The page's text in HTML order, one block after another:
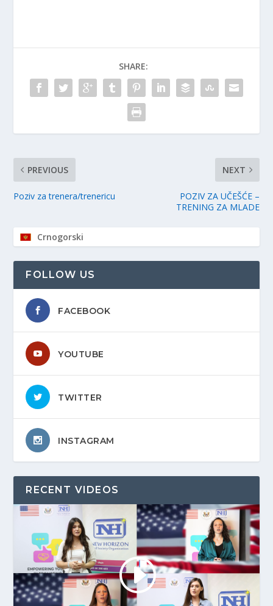
SHARE:
PREVIOUS
Poziv za trenera/trenericu
NEXT
POZIV ZA UČEŠĆE –
TRENING ZA MLADE
Crnogorski
FOLLOW US
FACEBOOK
YOUTUBE
TWITTER
INSTAGRAM
RECENT VIDEOS